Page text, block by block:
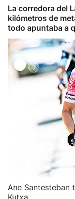
Ciclismo
Herri-kirolak
Balonmano
Carreras de
Más deportes
"Helmuga"
La corredora del
kilómetros de
todo apuntaba a
Ane Santesteban
Kutxa